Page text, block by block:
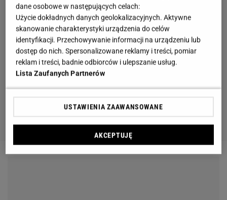
dane osobowe w następujących celach:
Użycie dokładnych danych geolokalizacyjnych. Aktywne
skanowanie charakterystyki urządzenia do celów
identyfikacji. Przechowywanie informacji na urządzeniu lub
dostęp do nich. Spersonalizowane reklamy i treści, pomiar
reklam i treści, badnie odbiorców i ulepszanie usług.
Lista Zaufanych Partnerów
USTAWIENIA ZAAWANSOWANE
AKCEPTUJĘ